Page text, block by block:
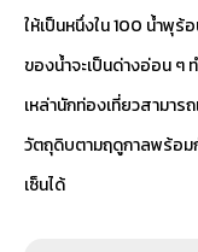
ให้เป็นหนึ่งใน 100 น้ำพุ
ของน้ำจะเป็นด่างอ่อน ๆ
เหล่านักท่องเที่ยวสามาร
วัตถุดิบตามฤดูกาลพร้อม
เซ็นได้